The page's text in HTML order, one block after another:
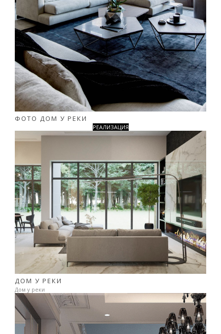
ФОТО ДОМ У РЕКИ
РЕАЛИЗАЦИЯ
ДОМ У РЕКИ
Дом у реки